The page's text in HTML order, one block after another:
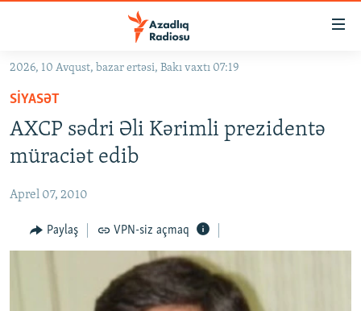
Əsas
qayıt
Əsas
naviqasiyaya
qayıt
Axtarışa
keç
GÜNDƏM
KORRUPSIOMETR
FƏRQƏ BAX
QANUNI DOĞRU
2026, 10 Avqust, bazar ertəsi, Bakı vaxtı 07:19
SIYASƏT
AXCP sədri Əli Kərimli prezidentə
müraciət edib
Aprel 07, 2010
Paylaş VPN-siz açmaq